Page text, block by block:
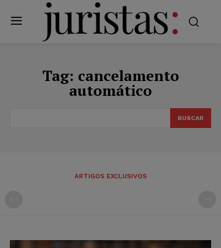
Tag: cancelamento
automático
BUSCAR
ARTIGOS EXCLUSIVOS